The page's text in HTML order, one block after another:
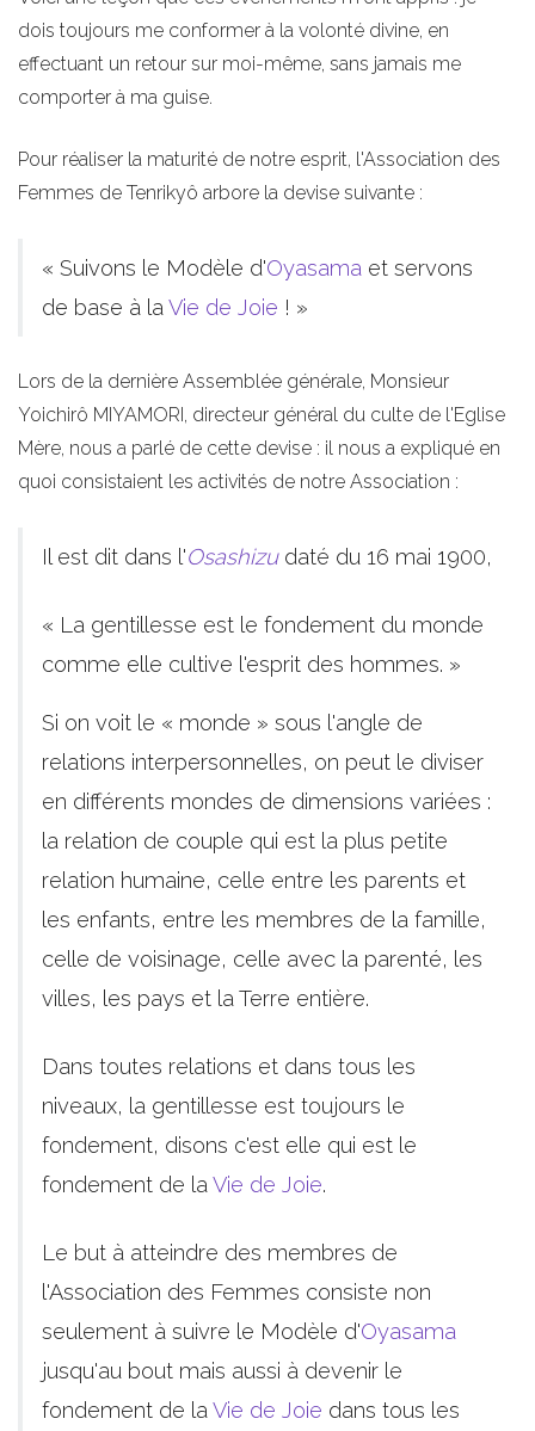
dois toujours me conformer à la volonté divine, en
effectuant un retour sur moi-même, sans jamais me
comporter à ma guise.
Pour réaliser la maturité de notre esprit, l'Association des
Femmes de Tenrikyô arbore la devise suivante :
« Suivons le Modèle d'Oyasama et servons
de base à la Vie de Joie ! »
Lors de la dernière Assemblée générale, Monsieur
Yoichirô MIYAMORI, directeur général du culte de l'Eglise
Mère, nous a parlé de cette devise : il nous a expliqué en
quoi consistaient les activités de notre Association :
Il est dit dans l'Osashizudaté du 16 mai 1900,
« La gentillesse est le fondement du monde
comme elle cultive l'esprit des hommes. »
Si on voit le « monde » sous l'angle de
relations interpersonnelles, on peut le diviser
en différents mondes de dimensions variées :
la relation de couple qui est la plus petite
relation humaine, celle entre les parents et
les enfants, entre les membres de la famille,
celle de voisinage, celle avec la parenté, les
villes, les pays et la Terre entière.
Dans toutes relations et dans tous les
niveaux, la gentillesse est toujours le
fondement, disons c'est elle qui est le
fondement de la Vie de Joie.
Le but à atteindre des membres de
l'Association des Femmes consiste non
seulement à suivre le Modèle d'Oyasama
jusqu'au bout mais aussi à devenir le
fondement de la Vie de Joie dans tous les